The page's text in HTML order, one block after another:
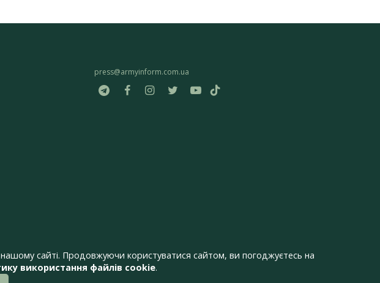
press@armyinform.com.ua
сайті. Продовжуючи користуватися сайтом, ви погоджуєтесь на
використання файлів cookie.